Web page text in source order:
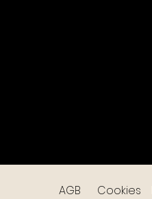
AGB Cookies